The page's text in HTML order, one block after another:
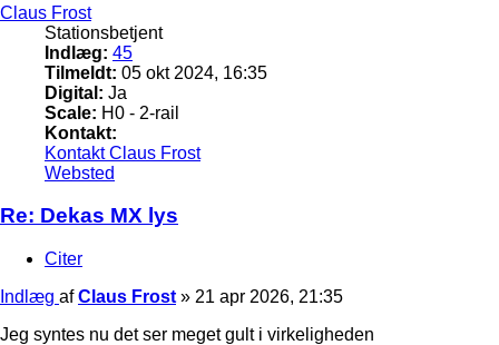
Claus Frost
Stationsbetjent
Indlæg: 45
Tilmeldt: 05 okt 2024, 16:35
Digital: Ja
Scale: H0 - 2-rail
Kontakt:
Kontakt Claus Frost
Websted
Re: Dekas MX lys
Citer
Indlæg afClaus Frost » 21 apr 2026, 21:35
Jeg syntes nu det ser meget gult i virkeligheden